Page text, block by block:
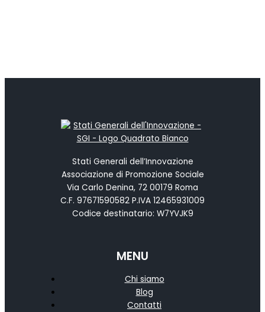
Stati Generali dell’Innovazione
Associazione di Promozione Sociale
Via Carlo Denina, 72 00179 Roma
C.F. 97671590582 P.IVA 12465931009
Codice destinatario: W7YVJK9
MENU
Chi siamo
Blog
Contatti